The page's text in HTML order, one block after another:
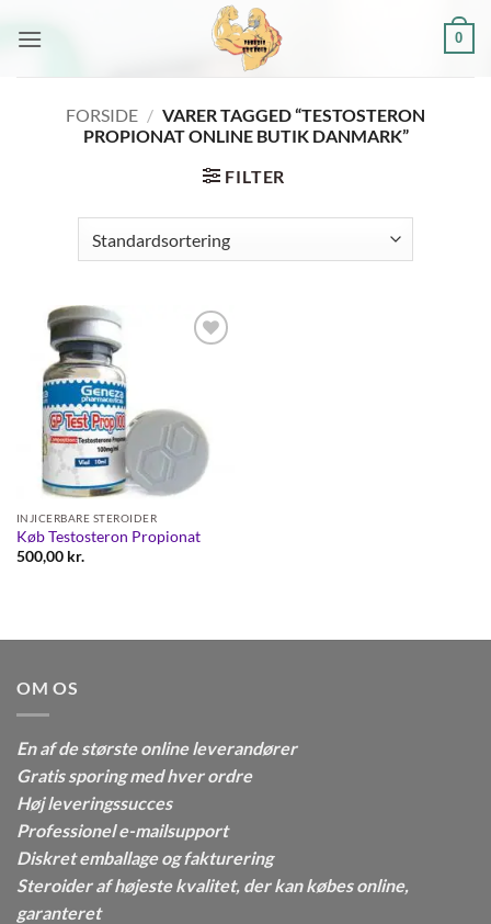
0
FORSIDE / VARER TAGGED “TESTOSTERON
PROPIONAT ONLINE BUTIK DANMARK”
FILTER
INJICERBARE STEROIDER
Køb Testosteron Propionat
500,00 kr.
OM OS
En af de største online leverandører
Gratis sporing med hver ordre
Høj leveringssucces
Professionel e-mailsupport
Diskret emballage og fakturering
Steroider af højeste kvalitet, der kan købes online,
garanteret